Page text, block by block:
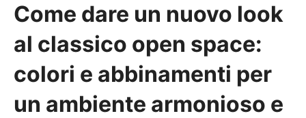
Come dare un nuovo look
al classico open space:
colori e abbinamenti per
un ambiente armonioso e